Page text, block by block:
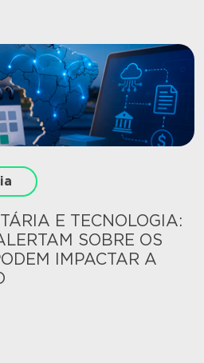
E TECNOLOGIA:
SOBRE OS
IMPACTAR A